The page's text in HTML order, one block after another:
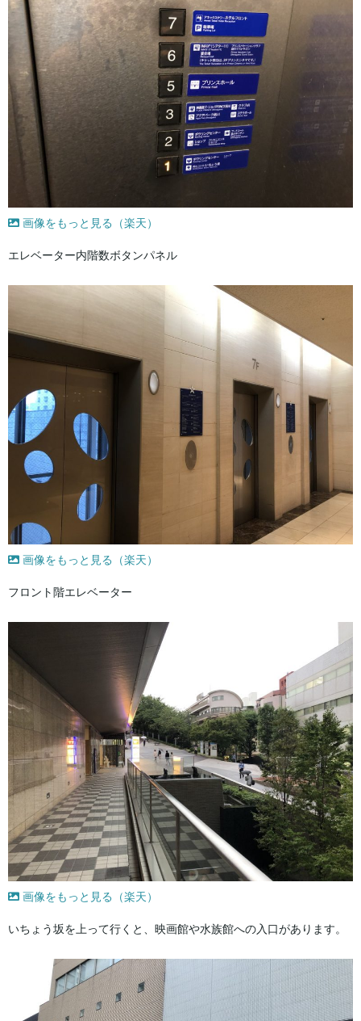
画像をもっと見る（楽天）
エレベーター内階数ボタンパネル
画像をもっと見る（楽天）
フロント階エレベーター
画像をもっと見る（楽天）
いちょう坂を上って行くと、映画館や水族館への入口があります。